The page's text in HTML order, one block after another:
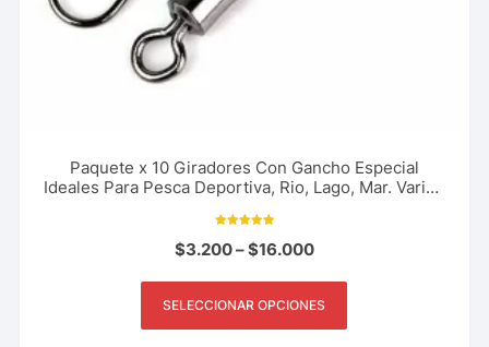
Paquete x 10 Giradores Con Gancho Especial
Ideales Para Pesca Deportiva, Rio, Lago, Mar. Varios
5.00
de 5
$3.200–$16.000
SELECCIONAR OPCIONES